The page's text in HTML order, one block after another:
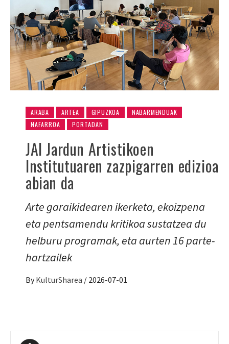
ARABA ARTEA GIPUZKOA
NABARMENDUAK
NAFARROA
PORTADAN
JAI Jardun Artistikoen
Institutuaren zazpigarren edizioa
abian da
Arte garaikidearen ikerketa, ekoizpena
eta pentsamendu kritikoa sustatzea du
helburu programak, eta aurten 16 parte-
hartzailek
By KulturSharea / 2026-07-01